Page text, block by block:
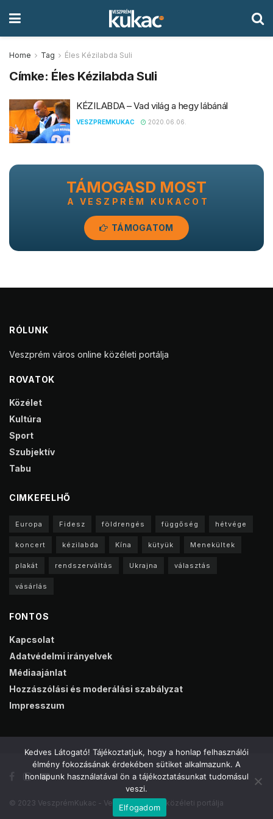
Home Tag Éles Kézilabda Suli
Címke: Éles Kézilabda Suli
KÉZILABDA – Vad világ a hegy lábánál
VESZPREMKUKAC 2020.06.06.
TÁMOGASD MOST
A VESZPRÉM KUKACOT
TÁMOGATOM
RÓLUNK
Veszprém város online közéleti portálja
ROVATOK
Közélet
Kultúra
Sport
Szubjektív
Tabu
CIMKEFELHŐ
Europa Fidesz földrengés függőség hétvége
koncert kézilabda Kína kütyük Menekültek
plakát rendszerváltás Ukrajna választás
vásárlás
FONTOS
Kapcsolat
Adatvédelmi irányelvek
Médiaajánlat
Hozzászólási és moderálási szabályzat
Impresszum
© 2023 VeszprémKukac - Veszprém online közéleti portálja
Kedves Látogató! Tájékoztatjuk, hogy a honlap felhasználói
élmény fokozásának érdekében sütiket alkalmazunk. A
honlapunk használatával ön a tájékoztatásunkat tudomásul
veszi.
Elfogadom